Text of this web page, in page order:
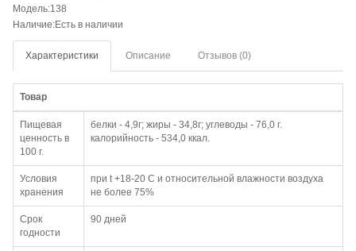
Модель:138
Наличие:Есть в наличии
Характеристики Описание Отзывов (0)
Товар
Пищевая
ценность в
100 г.
белки - 4,9г; жиры - 34,8г; углеводы - 76,0 г.
калорийность - 534,0 ккал.
Условия
хранения
при t +18-20 С и относительной влажности воздуха
не более 75%
Срок
годности
90 дней